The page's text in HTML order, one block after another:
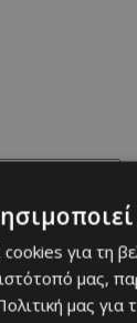
για τη
μας,
μας για